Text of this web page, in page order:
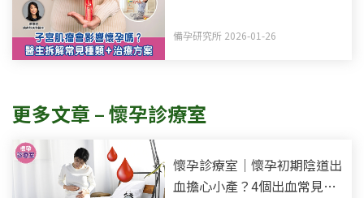
備孕研究所 2026-01-26
更多文章 – 懷孕診療室
懷孕診療室｜懷孕初期陰道出
血擔心小產？4個出血常見原